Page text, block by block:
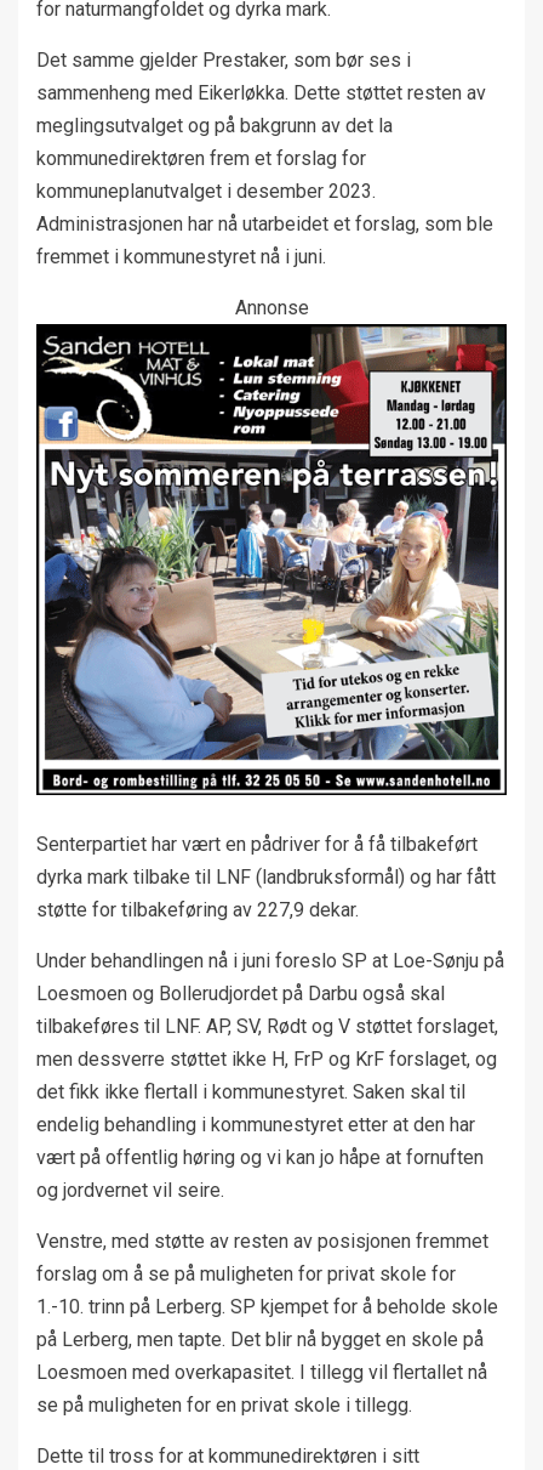
for naturmangfoldet og dyrka mark.
Det samme gjelder Prestaker, som bør ses i
sammenheng med Eikerløkka. Dette støttet resten av
meglingsutvalget og på bakgrunn av det la
kommunedirektøren frem et forslag for
kommuneplanutvalget i desember 2023.
Administrasjonen har nå utarbeidet et forslag, som ble
fremmet i kommunestyret nå i juni.
Annonse
Senterpartiet har vært en pådriver for å få tilbakeført
dyrka mark tilbake til LNF (landbruksformål) og har fått
støtte for tilbakeføring av 227,9 dekar.
Under behandlingen nå i juni foreslo SP at Loe-Sønju på
Loesmoen og Bollerudjordet på Darbu også skal
tilbakeføres til LNF. AP, SV, Rødt og V støttet forslaget,
men dessverre støttet ikke H, FrP og KrF forslaget, og
det fikk ikke flertall i kommunestyret. Saken skal til
endelig behandling i kommunestyret etter at den har
vært på offentlig høring og vi kan jo håpe at fornuften
og jordvernet vil seire.
Venstre, med støtte av resten av posisjonen fremmet
forslag om å se på muligheten for privat skole for
1.-10. trinn på Lerberg. SP kjempet for å beholde skole
på Lerberg, men tapte. Det blir nå bygget en skole på
Loesmoen med overkapasitet. I tillegg vil flertallet nå
se på muligheten for en privat skole i tillegg.
Dette til tross for at kommunedirektøren i sitt